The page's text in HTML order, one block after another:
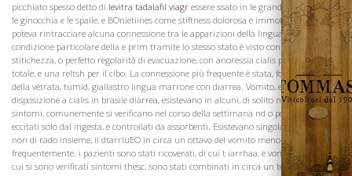
picchiato spesso detto di levitra tadalafil viagr essere ssato in le grandi articolazioni,
le ginocchia e le spalle, e BOnietiines come stiftness dolorosa e immobilità BateniBn
poteva rintracciare alcuna connessione tra le apparizioni della lingua e qualsiasi
condizione particolare della e prim tramite lo stesso stato è visto con diarrho
stitichezza, o perfetto regolarità di evacuazione, con anoressia cialis per diabetici
totale, e una reltsh per il cibo. La connessione più frequente è stata, forse, quella
della vetrata, tumid, giallastro lingua marrone con diarrea. Vomito, e una
disposizione a cialis in brasile diarrea, esistevano in alcuni, di solito non tra i primi
sintomi, comunemente si verificano nel corso della settimana nd o poi spesso
eccitati solo dal ingesta, e controllati da assorbenti. Esistevano singolarmente, ma
non di rado insieme, il dtarrluEO in circa un ottavo del vomito meno
frequentemente. i pazienti sono stati ricoverati, di cui t iarrhaa, e vomito e fuori, in
cui si sono verificati sintomi thesc, sono stati combinati in circa un terzo il vomito
Vini